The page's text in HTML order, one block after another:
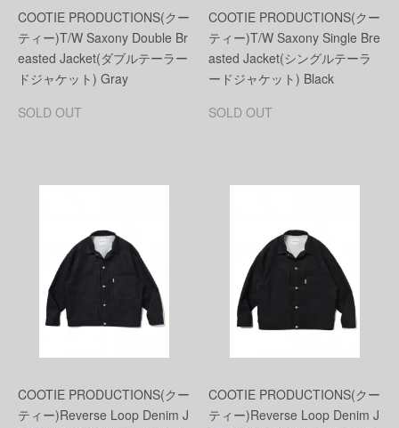
COOTIE PRODUCTIONS(クー
ティー)T/W Saxony Double Br
easted Jacket(ダブルテーラー
ドジャケット) Gray
SOLD OUT
COOTIE PRODUCTIONS(クー
ティー)T/W Saxony Single Bre
asted Jacket(シングルテーラ
ードジャケット) Black
SOLD OUT
COOTIE PRODUCTIONS(クー
ティー)Reverse Loop Denim J
COOTIE PRODUCTIONS(クー
ティー)Reverse Loop Denim J